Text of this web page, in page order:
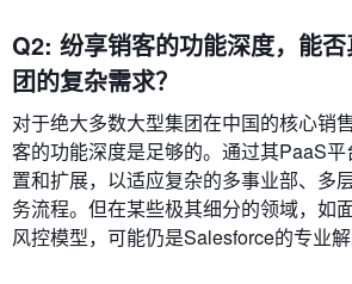
Q2: 纷享销客的功能深度，能
团的复杂需求？
对于绝大多数大型集团在中国的核心销
客的功能深度是足够的。通过其PaaS
置和扩展，以适应复杂的多事业部、多
务流程。但在某些极其细分的领域，如
风控模型，可能仍是Salesforce的专业解